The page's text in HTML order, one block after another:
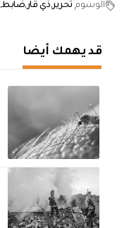
الوسوم تحرير ذي قارضابط
قد يهمك أيضا